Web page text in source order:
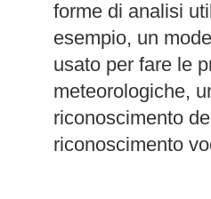
forme di analisi
esempio, un
usato per fare le
meteorologiche,
riconoscimento
riconoscimento